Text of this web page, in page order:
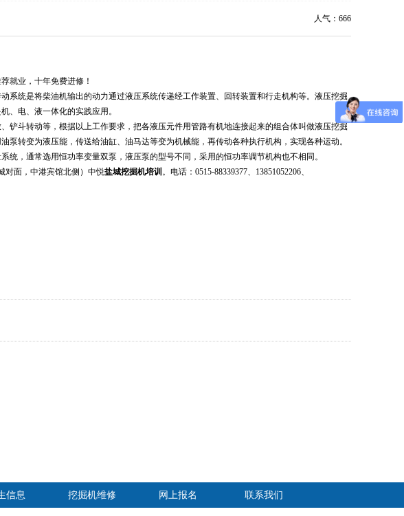
人气： 666
就业，十年免费进修！
系统是将柴油机输出的动力通过液压系统传递经工作装置、回转装置和行走机构等。液压挖掘
、电、液一体化的实践应用。
铲斗转动等，根据以上工作要求，把各液压元件用管路有机地连接起来的组合体叫做液压挖掘
转变为液压能，传送给油缸、油马达等变为机械能，再传动各种执行机构，实现各种运动。
，通常选用恒功率变量双泵，液压泵的型号不同，采用的恒功率调节机构也不相同。
对面，中港宾馆北侧 ）中悦盐城挖掘机培训 。电话： 0515-88339377、 13851052206、
信息 挖掘机维修 网上报名 联系我们